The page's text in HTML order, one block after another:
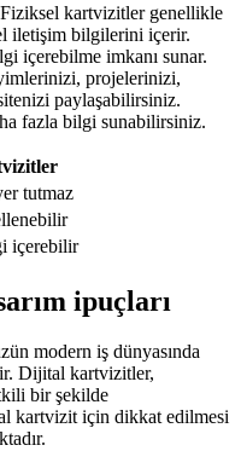
kartvizitler genellikle
iletişim bilgilerini içerir.
içerebilme imkanı sunar.
projelerinizi,
paylaşabilirsiniz.
fazla bilgi sunabilirsiniz.
tutmaz
içerebilir
ipuçları
modern iş dünyasında
Dijital kartvizitler,
bir şekilde
kartvizit için dikkat edilmesi